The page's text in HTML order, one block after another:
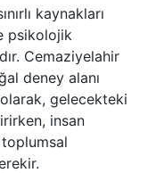
kaynakları
psikolojik
Cemaziyelahir
deney alanı
gelecekteki
insan
toplumsal